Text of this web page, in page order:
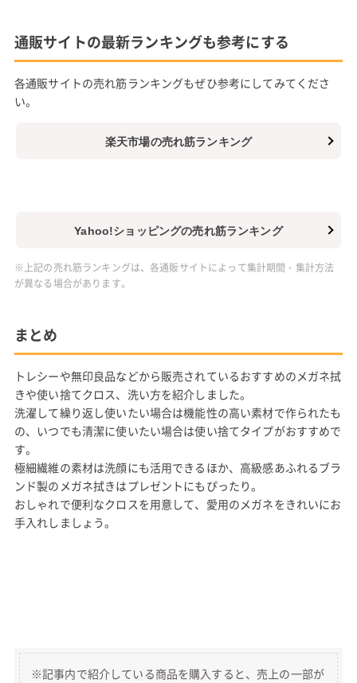
通販サイトの最新ランキングも参考にする
各通販サイトの売れ筋ランキングもぜひ参考にしてみてくださ
い。
楽天市場の売れ筋ランキング
Yahoo!ショッピングの売れ筋ランキング
※上記の売れ筋ランキングは、各通販サイトによって集計期間・集計方法
が異なる場合があります。
まとめ
トレシーや無印良品などから販売されているおすすめのメガネ拭
きや使い捨てクロス、洗い方を紹介しました。
洗濯して繰り返し使いたい場合は機能性の高い素材で作られたも
の、いつでも清潔に使いたい場合は使い捨てタイプがおすすめで
す。
極細繊維の素材は洗顔にも活用できるほか、高級感あふれるブラ
ンド製のメガネ拭きはプレゼントにもぴったり。
おしゃれで便利なクロスを用意して、愛用のメガネをきれいにお
手入れしましょう。
※記事内で紹介している商品を購入すると、売上の一部が